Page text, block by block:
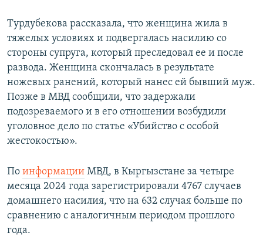
Турдубекова рассказала, что женщина жила в
тяжелых условиях и подвергалась насилию со
стороны супруга, который преследовал ее и после
развода. Женщина скончалась в результате
ножевых ранений, который нанес ей бывший муж.
Позже в МВД сообщили, что задержали
подозреваемого и в его отношении возбудили
уголовное дело по статье «Убийство с особой
жестокостью».
По информации МВД, в Кыргызстане за четыре
месяца 2024 года зарегистрировали 4767 случаев
домашнего насилия, что на 632 случая больше по
сравнению с аналогичным периодом прошлого
года.